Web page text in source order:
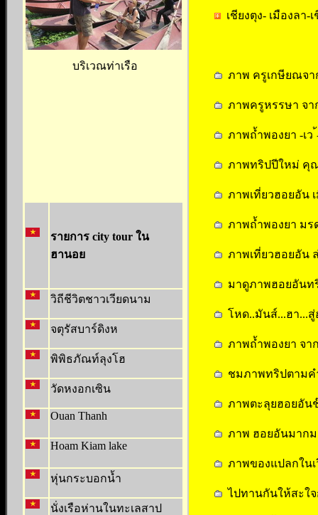
บริเวณท่าเรือ
รายการ city tour ใน
ฮานอย
วิถีชีวิตชาวเวียดนาม
จตุรัสบาร์ดิงห
พิพิธภัณท์ลุงโฮ
วัดหงอกเซิน
Ouan Thanh
Hoam Kiam lake
หุ่นกระบอกน้ำ
นั่งเรือห่านในทะเลสาป
เชียงตุง- เมืองลา-
ภาพ ครูเกษียณจา
ภาพครูหรรษา จา
ภาพถ้ำพองยา -เ
ภาพทริปปีใหม่ คุ
ภาพเที่ยวฮอยอัน
ภาพถ้ำพองยา มร
ภาพเที่ยวฮอยอัน
มาดูภาพฮอยอันท
โหด..มันส์...ฮา...
ภาพถ้ำพองยา จา
ชมภาพทริปตาม
ภาพตะลุยฮอยอัน
ภาพ ฮอยอันมากม
ภาพของแปลกใน
ไปทานกันให้สะใ